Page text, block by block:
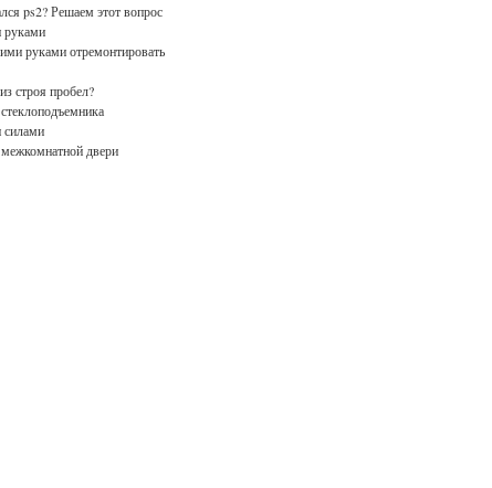
ps2? Решаем этот вопрос
руками
руками отремонтировать
строя пробел?
силами
двери